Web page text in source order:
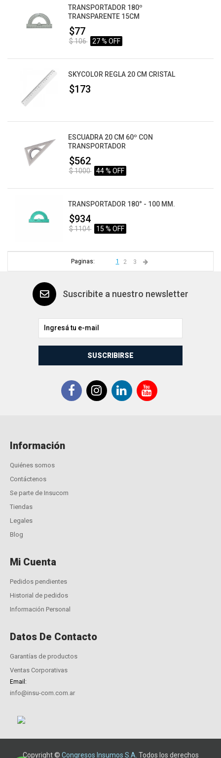
TRANSPORTADOR 180º
TRANSPARENTE 15CM
$77
$ 106 27 % OFF
SKYCOLOR REGLA 20 CM CRISTAL
$173
ESCUADRA 20 CM 60º CON
TRANSPORTADOR
$562
$ 1000 44 % OFF
TRANSPORTADOR 180° - 100 MM.
$934
$ 1104 15 % OFF
Paginas: 1 2 3
Suscribite a nuestro newsletter
SUSCRIBIRSE
Información
Quiénes somos
Contáctenos
Se parte de Insucom
Tiendas
Legales
Blog
Mi Cuenta
Pedidos pendientes
Historial de pedidos
Información Personal
Datos De Contacto
Garantías de productos
Ventas Corporativas
Email:
info@insu-com.com.ar
Copyright © Congresos Insumos S.A. Todos los derechos